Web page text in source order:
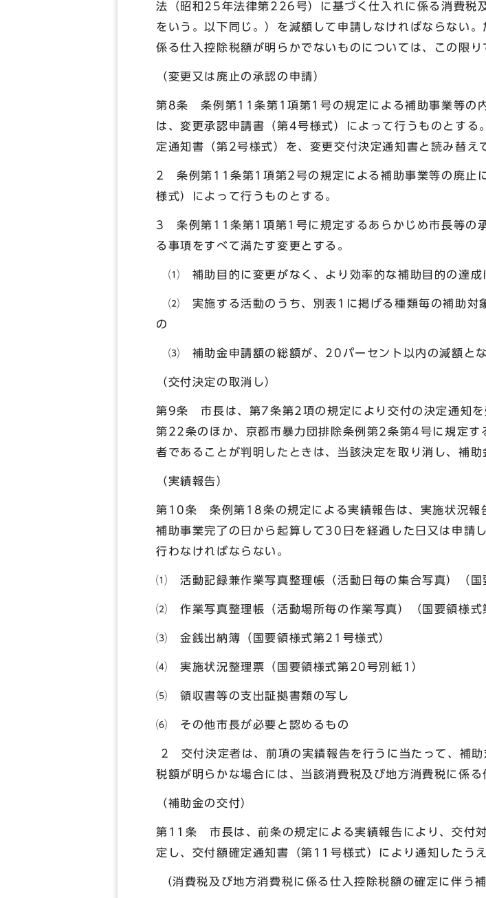
法（昭和25年法律第226号）に基づく仕入れに係る消費税
をいう。以下同じ。）を減額して申請しなければならない
係る仕入控除税額が明らかでないものについては、この限り
（変更又は廃止の承認の申請）
第8条 条例第11条第1項第1号の規定による補助事業等の
は、変更承認申請書（第4号様式）によって行うものとす
定通知書（第2号様式）を、変更交付決定通知書と読み替え
2 条例第11条第1項第2号の規定による補助事業等の廃止
様式）によって行うものとする。
3 条例第11条第1項第1号に規定するあらかじめ市長等の
る事項をすべて満たす変更とする。
⑴ 補助目的に変更がなく、より効率的な補助目的の達成
⑵ 実施する活動のうち、別表1に掲げる種類毎の補助対
の
⑶ 補助金申請額の総額が、20パーセント以内の減額と
（交付決定の取消し）
第9条 市長は、第7条第2項の規定により交付の決定通知を
第22条のほか、京都市暴力団排除条例第2条第4号に規定
者であることが判明したときは、当該決定を取り消し、補助
（実績報告）
第10条 条例第18条の規定による実績報告は、実施状況報
補助事業完了の日から起算して30日を経過した日又は申請
行わなければならない。
⑴ 活動記録兼作業写真整理帳（活動日毎の集合写真）（国
⑵ 作業写真整理帳（活動場所毎の作業写真）（国要領様式
⑶ 金銭出納簿（国要領様式第21号様式）
⑷ 実施状況整理票（国要領様式第20号別紙1）
⑸ 領収書等の支出証拠書類の写し
⑹ その他市長が必要と認めるもの
2 交付決定者は、前項の実績報告を行うに当たって、補
税額が明らかな場合には、当該消費税及び地方消費税に係
（補助金の交付）
第11条 市長は、前条の規定による実績報告により、交付
定し、交付額確定通知書（第11号様式）により通知したう
（消費税及び地方消費税に係る仕入控除税額の確定に伴う